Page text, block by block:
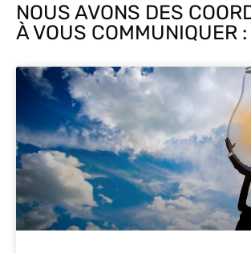
NOUS AVONS DES
À VOUS COMMUNIQUER :